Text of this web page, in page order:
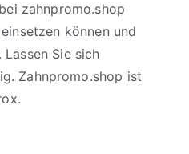
zahnpromo.shop
können und
Sie sich
Zahnpromo.shop ist